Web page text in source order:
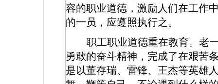
容的职业道德，激励人们在工作
的一员，应遵照执行之。
职工职业道德重在教育。老
勇敢的奋斗精神，完成了在艰苦
是以董存瑞、雷锋、王杰等英雄